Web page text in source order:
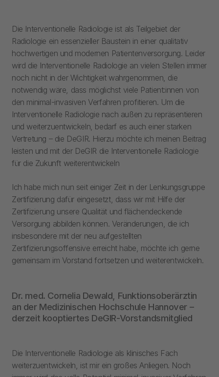
Die Interventionelle Radiologie ist als Teilgebiet der
Radiologie ein essenzieller Baustein in einer qualitativ
hochwertigen und modernen Patientenversorgung. Leider
wird die Interventionelle Radiologie an vielen Stellen immer
noch nicht in der Wichtigkeit wahrgenommen, die
notwendig wäre, dass möglichst viele Patient:innen von
den minimal-invasiven Verfahren profitieren. Um die
Interventionelle Radiologie nach außen zu repräsentieren
und weiterzuentwickeln, bedarf es auch einer starken
Vertretung – die DeGIR. Hierzu möchte ich meinen Beitrag
leisten und mit der DeGIR die Interventionelle Radiologie
für die Zukunft weiterentwickeln
Ich habe mich nun seit einiger Zeit in der Lenkungsgruppe
Zertifizierung dafür eingesetzt, dass wir mit Hilfe der
Zertifizierung unsere Qualität und flächendeckende
Versorgung abbilden können. Veränderungen, die ich
insbesondere mit der neu aufgestellten
Zertifizierungsoffensive erreicht habe, möchte ich gerne
gemeinsam im Vorstand fortsetzen und weiterentwickeln.
Dr. med. Cornelia Dewald, Funktionsoberärztin
an der Medizinischen Hochschule Hannover –
derzeit kooptiertes DeGIR-Vorstandsmitglied
Die Interventionelle Radiologie als klinisches Fach
weiterzuentwickeln, ist mir ein großes Anliegen. Noch